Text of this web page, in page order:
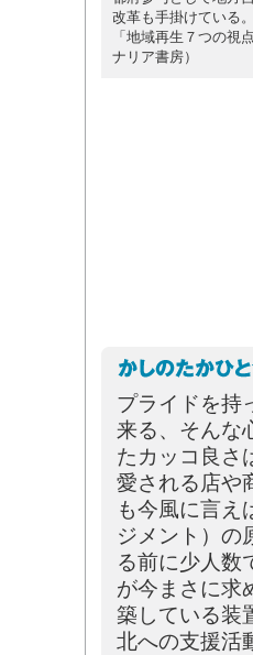
改革も手掛けている
「地域再生７つの視
ナリア書房）
プライドを持
来る、そんな
たカッコ良さ
愛される店や
も今風に言え
ジメント）の
る前に少人数
が今まさに求
築している装
北への支援活